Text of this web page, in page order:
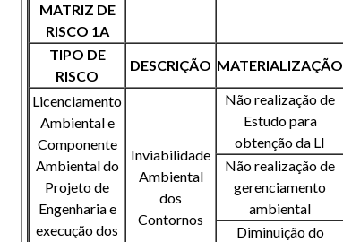
MATRIZ DE
RISCO 1A
TIPO DE
RISCO
DESCRIÇÃO MATERIALIZAÇÃO
Licenciamento
Ambiental e
Componente
Ambiental do
Projeto de
Engenharia e
execução dos
Inviabilidade
Ambiental
dos
Contornos
Não realização de
Estudo para
obtenção da LI
Não realização de
gerenciamento
ambiental
Diminuição do